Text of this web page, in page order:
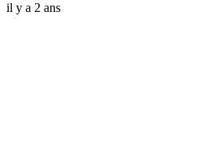
il y a 2 ans